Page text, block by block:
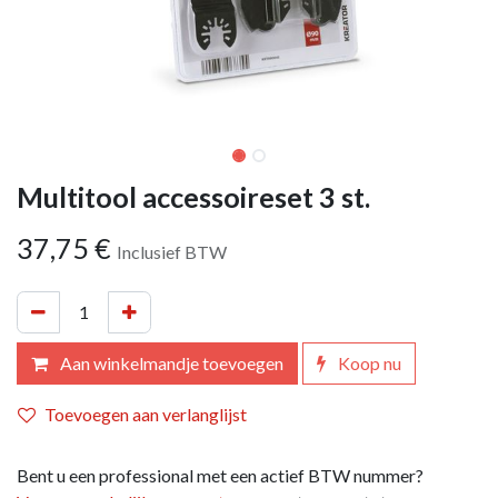
Multitool accessoireset 3 st.
37,75 € Inclusief BTW
Aan winkelmandje toevoegen Koop nu
Toevoegen aan verlanglijst
Bent u een professional met een actief BTW nummer?